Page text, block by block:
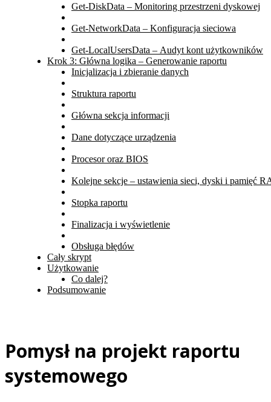
Get-DiskData – Monitoring przestrzeni dyskowej
Get-NetworkData – Konfiguracja sieciowa
Get-LocalUsersData – Audyt kont użytkowników
Krok 3: Główna logika – Generowanie raportu
Inicjalizacja i zbieranie danych
Struktura raportu
Główna sekcja informacji
Dane dotyczące urządzenia
Procesor oraz BIOS
Kolejne sekcje – ustawienia sieci, dyski i pamięć
Stopka raportu
Finalizacja i wyświetlenie
Obsługa błędów
Cały skrypt
Użytkowanie
Co dalej?
Podsumowanie
Pomysł na projekt raportu
systemowego